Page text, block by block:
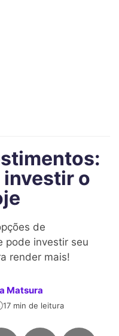
o
de
pode investir seu
render mais!
Matsura
17 min de leitura